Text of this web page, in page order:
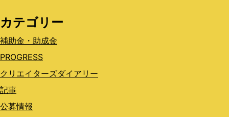
カテゴリー
補助金・助成金
PROGRESS
クリエイターズダイアリー
記事
公募情報